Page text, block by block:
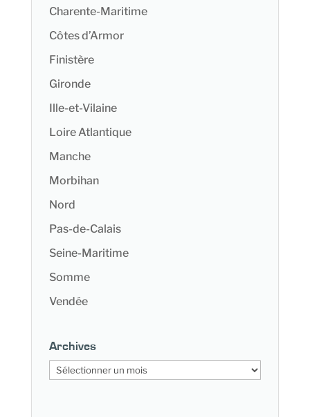
Charente-Maritime
Côtes d’Armor
Finistère
Gironde
Ille-et-Vilaine
Loire Atlantique
Manche
Morbihan
Nord
Pas-de-Calais
Seine-Maritime
Somme
Vendée
Archives
Archives